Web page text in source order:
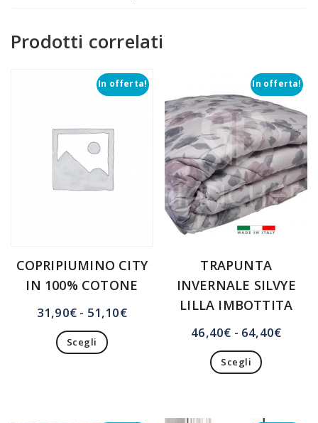
Prodotti correlati
In offerta!
COPRIPIUMINO CITY
IN 100% COTONE
31,90€ - 51,10€Fascia
51,10€
Scegli
In offerta!
TRAPUNTA
INVERNALE SILVYE
LILLA IMBOTTITA
46,40€ - 64,40€Fascia
Scegli